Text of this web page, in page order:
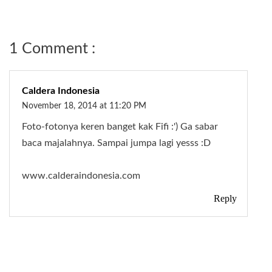
1 Comment :
Caldera Indonesia
November 18, 2014 at 11:20 PM
Foto-fotonya keren banget kak Fifi :') Ga sabar
baca majalahnya. Sampai jumpa lagi yesss :D
www.calderaindonesia.com
Reply